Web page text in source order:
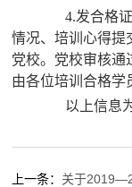
4.发合格证
情况、培训心得提
党校。党校审核通
由各位培训合格学
以上信息为
上一条： 关于